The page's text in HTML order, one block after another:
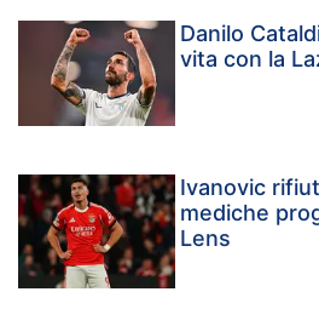
Danilo
vita con la
Ivanovic
mediche
Lens